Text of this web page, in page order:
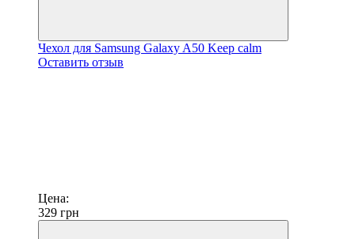
Чехол для Samsung Galaxy A50 Keep calm
Оставить отзыв
Цена:
329 грн